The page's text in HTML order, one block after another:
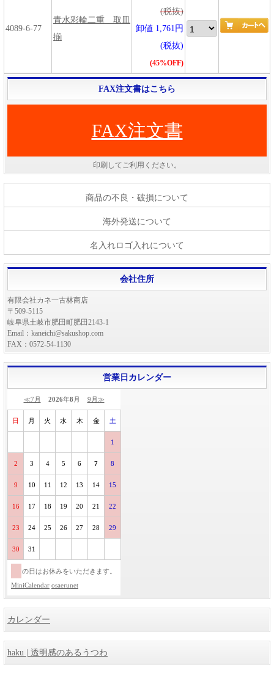
4089-6-77
青水彩輪二重 取皿
揃
(税抜)
卸値 1,761円
(税抜)
(45%OFF)
FAX注文書はこちら
FAX注文書
印刷してご利用ください。
商品の不良・破損について
海外発送について
名入れロゴ入れについて
会社住所
有限会社カネ一古林商店
〒509-5115
岐阜県土岐市肥田町肥田2143-1
Email：kaneichi@sakushop.com
FAX：0572-54-1130
営業日カレンダー
≪7月 2026年8 月 9月≫
日 月 火 水 木 金 土
1
2 3 4 5 6 7 8
9 10 11 12 13 14 15
16 17 18 19 20 21 22
23 24 25 26 27 28 29
30 31
の日はお休みをいただきます。
MiniCalendar osaerunet
カレンダー
haku | 透明感のあるうつわ